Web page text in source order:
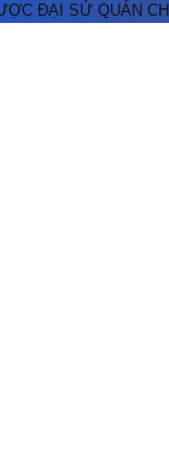
ĐẠI SỨ QUÁN CHỈ